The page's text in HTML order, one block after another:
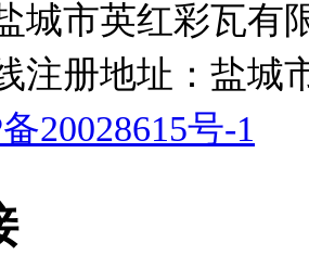
城市英红彩瓦有
注册地址：盐城
20028615号-1